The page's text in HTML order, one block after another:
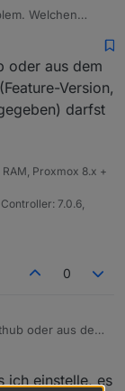
per Haken
an die Cloud
Das kann man
anpassen.
immer ein
User diesen
Welchen
Everything
in
node:
oder aus dem
Version,
darfst
Proxmox 8.x +
7.0.6,
0
oder aus dem
und
Inverternicht
ich einstelle, es